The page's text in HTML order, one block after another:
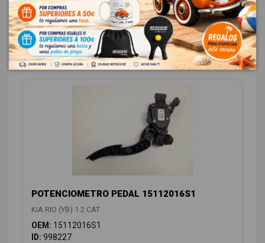
58,08 € Con IVA
ELECTRICIDAD 10
POTENCIOMETRO PEDAL 15112016S1
KIA RIO (YB) 1.2 CAT
OEM: 15112016S1
ID: 998227